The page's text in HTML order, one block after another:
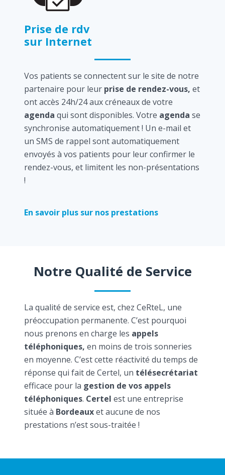
Prise de rdv
sur Internet
Vos patients se connectent sur le site de notre
partenaire pour leur prise de rendez-vous, et
ont accès 24h/24 aux créneaux de votre
agenda qui sont disponibles. Votre agenda se
synchronise automatiquement ! Un e-mail et
un SMS de rappel sont automatiquement
envoyés à vos patients pour leur confirmer le
rendez-vous, et limitent les non-présentations
!
En savoir plus sur nos prestations
Notre Qualité de Service
La qualité de service est, chez CeRteL, une
préoccupation permanente. C’est pourquoi
nous prenons en charge les appels
téléphoniques, en moins de trois sonneries
en moyenne. C’est cette réactivité du temps de
réponse qui fait de Certel, un télésecrétariat
efficace pour la gestion de vos appels
téléphoniques. Certel est une entreprise
située à Bordeauxet aucune de nos
prestations n’est sous-traitée !